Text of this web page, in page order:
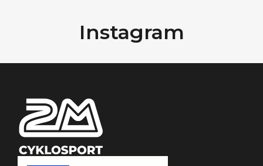
t
Instagram